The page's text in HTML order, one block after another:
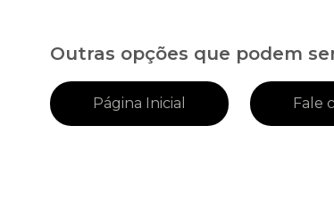
Outras opções que podem
Página Inicial Fale